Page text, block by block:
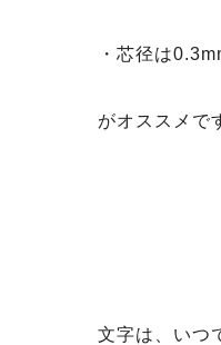
・芯径は
がオススメで
文字は、いつ